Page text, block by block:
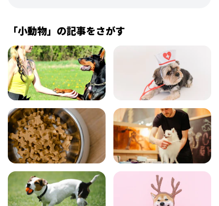
「小動物」の記事をさがす
飼い方 健康
食事 お手入れ